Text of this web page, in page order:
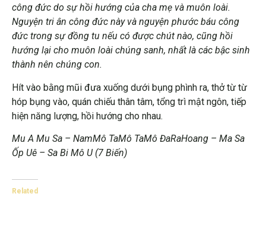
công đức do sự hồi hướng của cha mẹ và muôn loài.
Nguyện tri ân công đức này và nguyện phước báu công
đức trong sự đồng tu nếu có được chút nào, cũng hồi
hướng lại cho muôn loài chúng sanh, nhất là các bậc sinh
thành nên chúng con.
Hít vào bằng mũi đưa xuống dưới bụng phình ra, thở từ từ
hóp bụng vào, quán chiếu thân tâm, tổng trì mật ngôn, tiếp
hiện năng lượng, hồi hướng cho nhau.
Mu A Mu Sa – NamMô TaMô TaMô ĐaRaHoang – Ma Sa
Ốp Uê – Sa Bi Mô U (7 Biến)
Related